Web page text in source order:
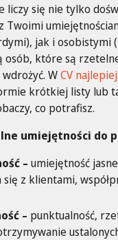
liczy się nie tylko
Twoimi
jak i osobistymi
osób, które są
WCV
krótkiej listy lub
co potrafisz.
umiejętności do
– umiejętność
z klientami,
– punktualność,